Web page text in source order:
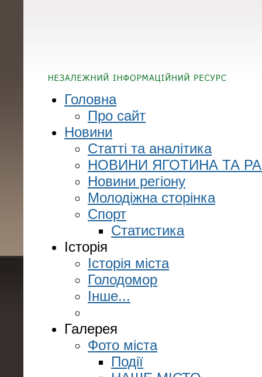
Головна
Про сайт
Новини
Статті та аналітика
НОВИНИ ЯГОТИНА ТА
Новини регіону
Молодіжна сторінка
Спорт
Статистика
Історія
Історія міста
Голодомор
Інше...
Галерея
Фото міста
Події